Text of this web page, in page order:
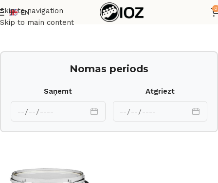
Skip to navigation
Skip to main content
EN
0
Sākums Bungas Korpusi
Nomas periods
Saņemt Atgriezt